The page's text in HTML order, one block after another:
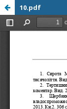
10.pdf